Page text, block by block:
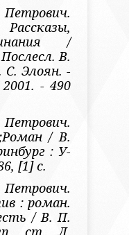
/
В.
Элоян. -
- 490
/ В.
: У-
[1] с.
: роман.
/ В. П.
ст. Л.